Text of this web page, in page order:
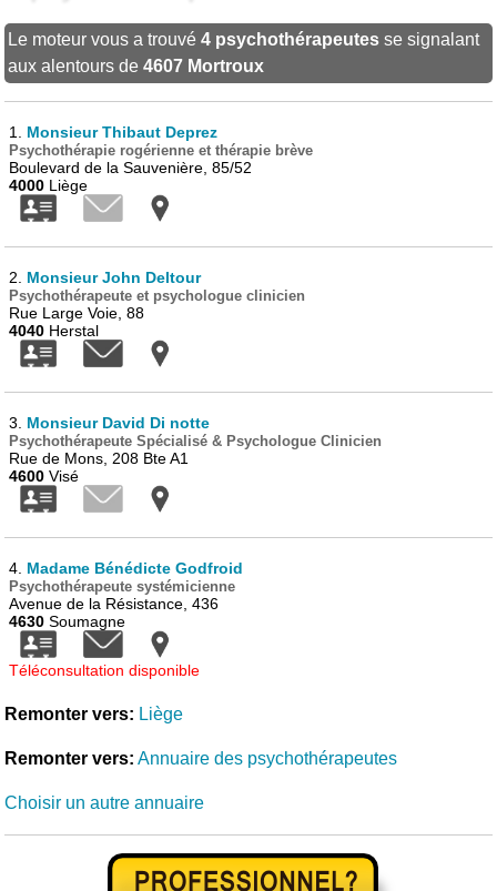
Le moteur vous a trouvé4 psychothérapeutes se signalant
aux alentours de4607 Mortroux
1. Monsieur Thibaut Deprez
Psychothérapie rogérienne et thérapie brève
Boulevard de la Sauvenière, 85/52
4000 Liège
2. Monsieur John Deltour
Psychothérapeute et psychologue clinicien
Rue Large Voie, 88
4040 Herstal
3. Monsieur David Di notte
Psychothérapeute Spécialisé & Psychologue Clinicien
Rue de Mons, 208 Bte A1
4600 Visé
4. Madame Bénédicte Godfroid
Psychothérapeute systémicienne
Avenue de la Résistance, 436
4630 Soumagne
Téléconsultation disponible
Remonter vers: Liège
Remonter vers: Annuaire des psychothérapeutes
Choisir un autre annuaire